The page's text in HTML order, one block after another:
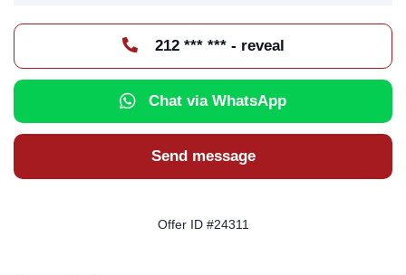
212 *** *** - reveal
Chat via WhatsApp
Send message
Offer ID #24311